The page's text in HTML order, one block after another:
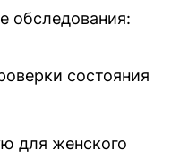
обследования:
состояния
для женского